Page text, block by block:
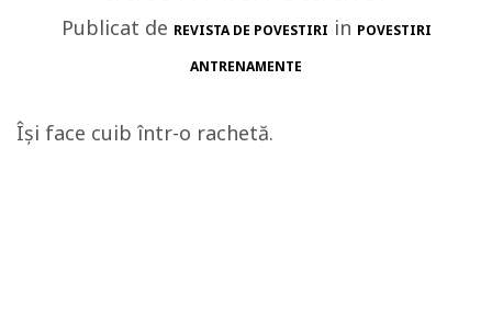
Publicat de REVISTA DE POVESTIRI in POVESTIRI
ANTRENAMENTE
Îşi face cuib într-o rachetă.